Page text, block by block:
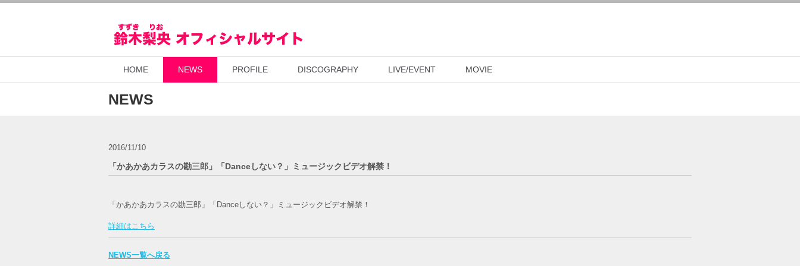
HOME NEWS PROFILE DISCOGRAPHY LIVE/EVENT MOVIE
NEWS
2016/11/10
「かあかあカラスの勘三郎」「Danceしない？」ミュージックビデオ解禁！
「かあかあカラスの勘三郎」「Danceしない？」ミュージックビデオ解禁！
詳細はこちら
NEWS一覧へ戻る